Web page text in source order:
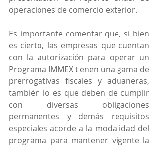
operaciones de comercio exterior.
Es importante comentar que, si bien
es cierto, las empresas que cuentan
con la autorización para operar un
Programa IMMEX tienen una gama de
prerrogativas fiscales y aduaneras,
también lo es que deben de cumplir
con diversas obligaciones
permanentes y demás requisitos
especiales acorde a la modalidad del
programa para mantener vigente la